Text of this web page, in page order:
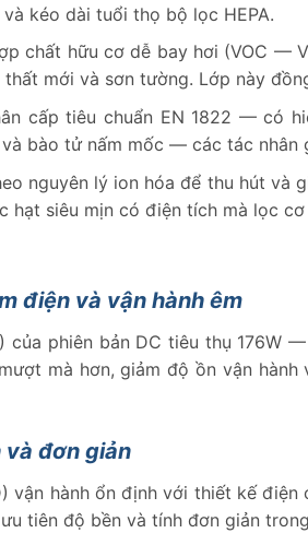
kéo dài tuổi thọ bộ lọc HEPA.
chất hữu cơ dễ bay hơi (VOC —
mới và sơn tường. Lớp này
cấp tiêu chuẩn EN 1822 — có
và bào tử nấm mốc — các tác
nguyên lý ion hóa để thu hút và
hạt siêu mịn có điện tích mà lọc
điện và vận hành êm
của phiên bản DC tiêu thụ 176W
mà hơn, giảm độ ồn vận
đơn giản
vận hành ổn định với thiết kế
tiên độ bền và tính đơn giản